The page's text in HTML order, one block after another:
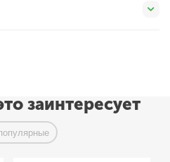
заинтересует